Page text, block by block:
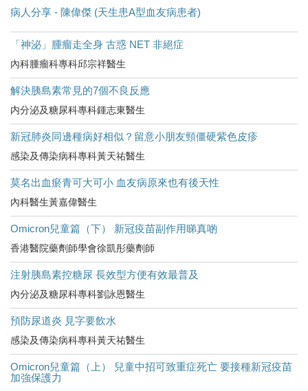
病人分享 - 陳偉傑 (天生患A型血友病患者)
「神泌」腫瘤走全身 古惑 NET 非絕症
內科腫瘤科專科邱宗祥醫生
解決胰島素常見的7個不良反應
内分泌及糖尿科專科鍾志東醫生
新冠肺炎同邊種病好相似？留意小朋友頸僵硬紫色皮疹
感染及傳染病科專科黃天祐醫生
莫名出血瘀青可大可小 血友病原來也有後天性
內科醫生黃嘉偉醫生
Omicron兒童篇（下） 新冠疫苗副作用睇真啲
香港醫院藥劑師學會徐凱彤藥劑師
注射胰島素控糖尿 長效型方便有效最普及
內分泌及糖尿科專科劉詠恩醫生
預防尿道炎 見字要飲水
感染及傳染病科專科黃天祐醫生
Omicron兒童篇（上） 兒童中招可致重症死亡 要接種新冠疫苗
加強保護力